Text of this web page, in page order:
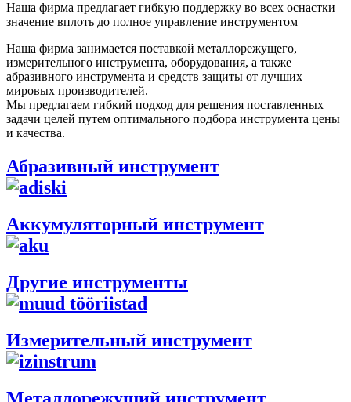
Наша фирма предлагает гибкую поддержку во всех оснастки
значение вплоть до полное управление инструментом
Наша фирма занимается поставкой металлорежущего,
измерительного инструмента, оборудования, а также
абразивного инструмента и средств защиты от лучших
мировых производителей.
Мы предлагаем гибкий подход для решения поставленных
задачи целей путем оптимального подбора инструмента цены
и качества.
Абразивный инструмент
Аккумуляторный инструмент
Другие инструменты
Измерительный инструмент